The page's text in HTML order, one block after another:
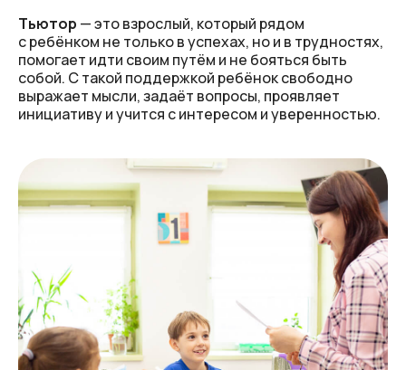
Тьютор — это взрослый, который рядом
с ребёнком не только в успехах, но и в трудностях,
помогает идти своим путём и не бояться быть
собой. С такой поддержкой ребёнок свободно
выражает мысли, задаёт вопросы, проявляет
инициативу и учится с интересом и уверенностью.